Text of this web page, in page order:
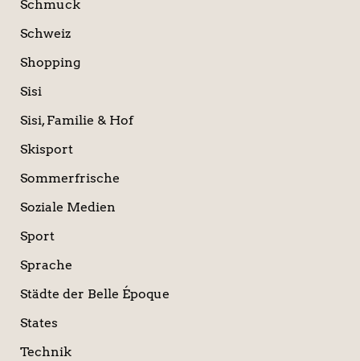
Schmuck
Schweiz
Shopping
Sisi
Sisi, Familie & Hof
Skisport
Sommerfrische
Soziale Medien
Sport
Sprache
Städte der Belle Époque
States
Technik